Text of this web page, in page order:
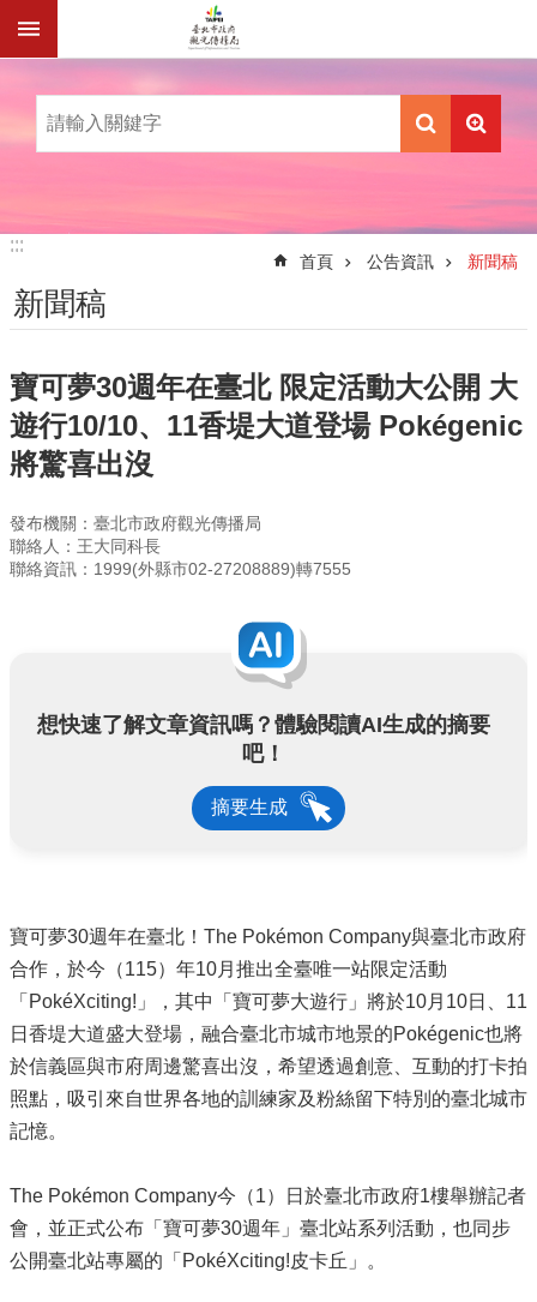
跳到主要內容區塊
:::
:::
首頁 公告資訊 新聞稿
新聞稿
寶可夢30週年在臺北 限定活動大公開 大
遊行10/10、11香堤大道登場 Pokégenic
將驚喜出沒
發布機關：臺北市政府觀光傳播局
聯絡人：王大同科長
聯絡資訊：1999(外縣市02-27208889)轉7555
想快速了解文章資訊嗎？體驗閱讀AI生成的摘要
吧！
摘要生成
寶可夢30週年在臺北！The Pokémon Company與臺北市政府
合作，於今（115）年10月推出全臺唯一站限定活動
「PokéXciting!」，其中「寶可夢大遊行」將於10月10日、11
日香堤大道盛大登場，融合臺北市城市地景的Pokégenic也將
於信義區與市府周邊驚喜出沒，希望透過創意、互動的打卡拍
照點，吸引來自世界各地的訓練家及粉絲留下特別的臺北城市
記憶。
The Pokémon Company今（1）日於臺北市政府1樓舉辦記者
會，並正式公布「寶可夢30週年」臺北站系列活動，也同步
公開臺北站專屬的「PokéXciting!皮卡丘」。